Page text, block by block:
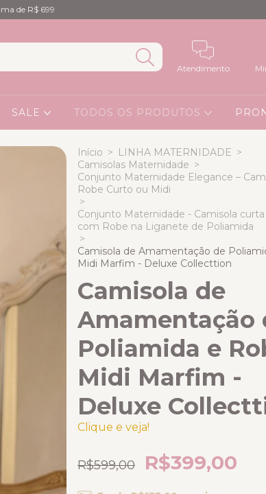
de R$ 699
Atendimento
SALE TODOS OS PRODUTOS
Início > LINHA MATERNIDADE >
Camisolas Maternidade >
Conjunto Maternidade Elegance –
Robe Curto ou Midi
>
Conjunto Maternidade - Camisola
com Robe na Liganete de Poliamida
>
Camisola de Amamentação de
Midi Marfim - Deluxe Collecttion
Camisola de
Amamentação
Poliamida e
Midi Marfim -
Deluxe
Clique e veja!
R$599,00 R$399,00